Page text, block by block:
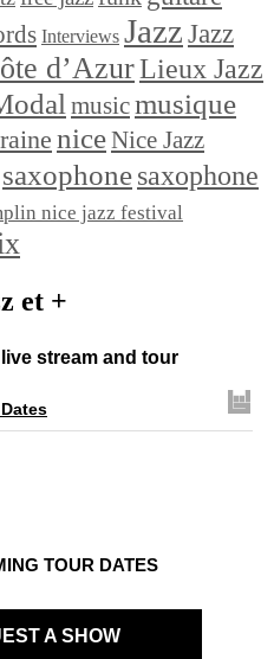
Interviews Jazz Jazz
d’AzurLieux Jazz
musicmusique
niceNice Jazz
saxophonesaxophone
nice jazz festival
et +
stream and tour
TOUR DATES
A SHOW